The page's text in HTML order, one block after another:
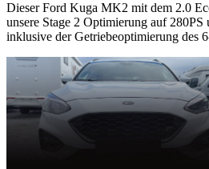
Dieser Ford Kuga MK2 mit dem 2.0
unsere Stage 2 Optimierung auf
inklusive der Getriebeoptimierung des